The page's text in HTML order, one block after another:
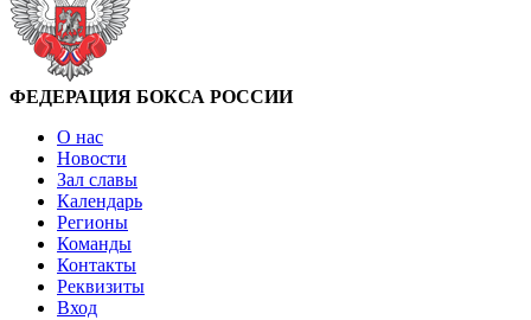
ФЕДЕРАЦИЯ БОКСА РОССИИ
О нас
Новости
Зал славы
Календарь
Регионы
Команды
Контакты
Реквизиты
Вход